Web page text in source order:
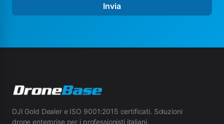
Invia
DJI Gold Dealer e ISO 9001:2015 certificati. Soluzioni
drone enterprise per i professionisti italiani.